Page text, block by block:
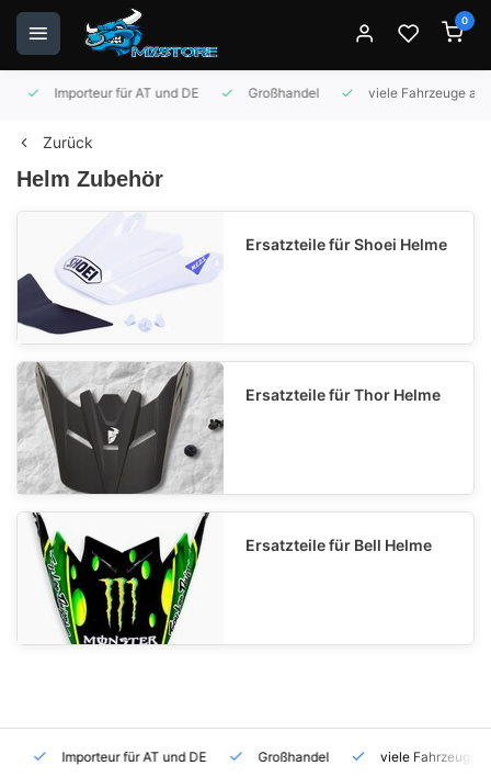
0
Importeur für AT und DE Großhandel viele Fahrzeuge auf
Zurück
Helm Zubehör
Ersatzteile für Shoei Helme
Ersatzteile für Thor Helme
Ersatzteile für Bell Helme
Importeur für AT und DE Großhandel viele Fahrzeuge auf